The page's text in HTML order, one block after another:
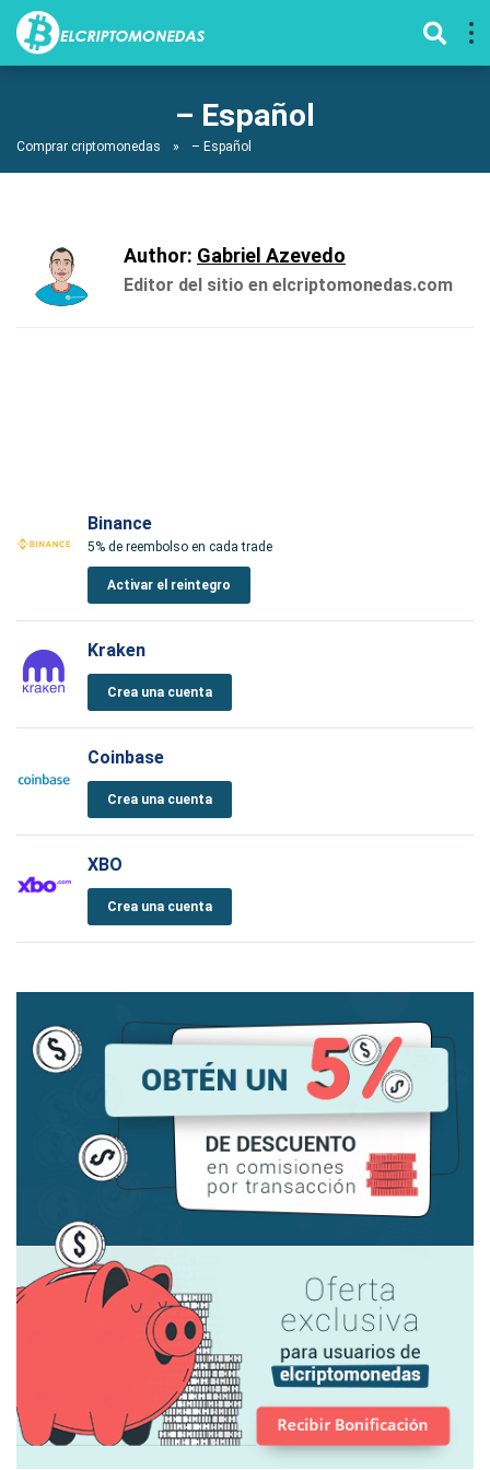
– Español
Comprar criptomonedas » – Español
Author: Gabriel Azevedo
Editor del sitio en elcriptomonedas.com
Binance
5% de reembolso en cada trade
Activar el reintegro
Kraken
Crea una cuenta
Coinbase
Crea una cuenta
XBO
Crea una cuenta